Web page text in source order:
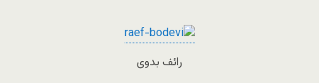
رائف بدوی